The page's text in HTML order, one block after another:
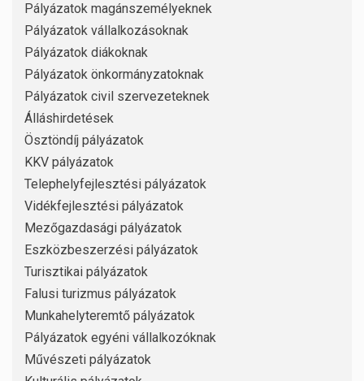
Pályázatok magánszemélyeknek
Pályázatok vállalkozásoknak
Pályázatok diákoknak
Pályázatok önkormányzatoknak
Pályázatok civil szervezeteknek
Álláshirdetések
Ösztöndíj pályázatok
KKV pályázatok
Telephelyfejlesztési pályázatok
Vidékfejlesztési pályázatok
Mezőgazdasági pályázatok
Eszközbeszerzési pályázatok
Turisztikai pályázatok
Falusi turizmus pályázatok
Munkahelyteremtő pályázatok
Pályázatok egyéni vállalkozóknak
Művészeti pályázatok